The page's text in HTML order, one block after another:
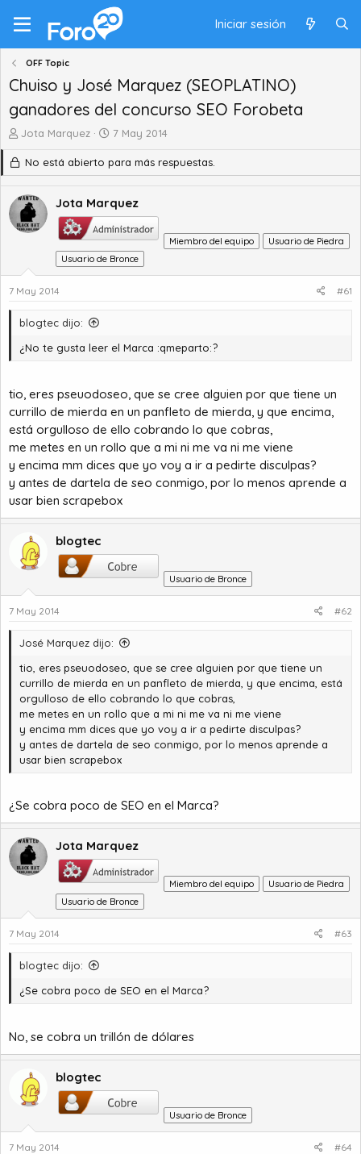
Iniciar sesión
OFF Topic
Chuiso y José Marquez (SEOPLATINO)
ganadores del concurso SEO Forobeta
A
o
r
d
e
m
a
Jota Marquez
F
c
h
d
e
i
n
i
7 May 2014
No está abierto para más respuestas.
Jota Marquez
Miembro del equipo
Usuario de Piedra
Usuario de Bronce
7 May 2014 #61
blogtec dijo:
¿No te gusta leer el Marca :qmeparto:?
tio, eres pseuodoseo, que se cree alguien por que tiene un
currillo de mierda en un panfleto de mierda, y que encima,
está orgulloso de ello cobrando lo que cobras,
me metes en un rollo que a mi ni me va ni me viene
y encima mm dices que yo voy a ir a pedirte disculpas?
y antes de dartela de seo conmigo, por lo menos aprende a
usar bien scrapebox
blogtec
Usuario de Bronce
7 May 2014 #62
José Marquez dijo:
tio, eres pseuodoseo, que se cree alguien por que tiene un
currillo de mierda en un panfleto de mierda, y que encima, está
orgulloso de ello cobrando lo que cobras,
me metes en un rollo que a mi ni me va ni me viene
y encima mm dices que yo voy a ir a pedirte disculpas?
y antes de dartela de seo conmigo, por lo menos aprende a
usar bien scrapebox
¿Se cobra poco de SEO en el Marca?
Jota Marquez
Miembro del equipo
Usuario de Piedra
Usuario de Bronce
7 May 2014 #63
blogtec dijo:
¿Se cobra poco de SEO en el Marca?
No, se cobra un trillón de dólares
blogtec
Usuario de Bronce
7 May 2014 #64